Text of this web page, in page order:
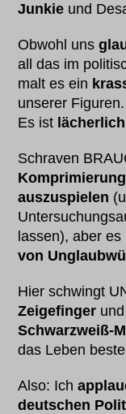
Junkie und
Obwohl uns
all das im
malt es ein
unserer Figuren.
Es ist lächerlich
Schraven
Komprimierung
auszuspielen
lassen), aber
von
Hier schwingt
Zeigefinger
Schwarzweiß-
das Leben
Also: Ich
deutschen